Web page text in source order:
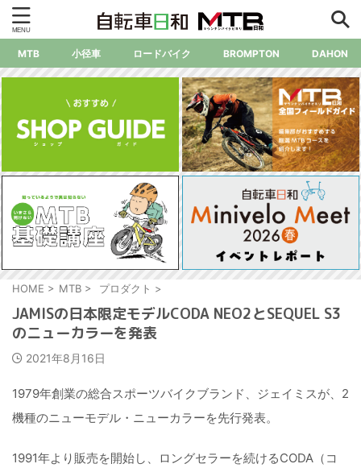
MTB 小径車 ロードバイク BROMPTON DAHON
HOME > MTB > プロダクト >
JAMISの日本限定モデルCODA NEO2とSEQUEL S3
のニューカラーを発表
2021年8月16日
1979年創業の総合スポーツバイクブランド、ジェイミスが、2
機種のニューモデル・ニューカラーを先行発表。
1991年より販売を開始し、ロングセラーを続けるCODA（コ